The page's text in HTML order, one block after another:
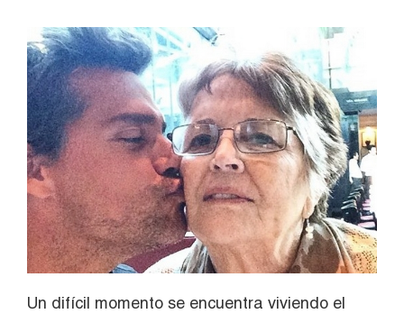
Un difícil momento se encuentra viviendo el